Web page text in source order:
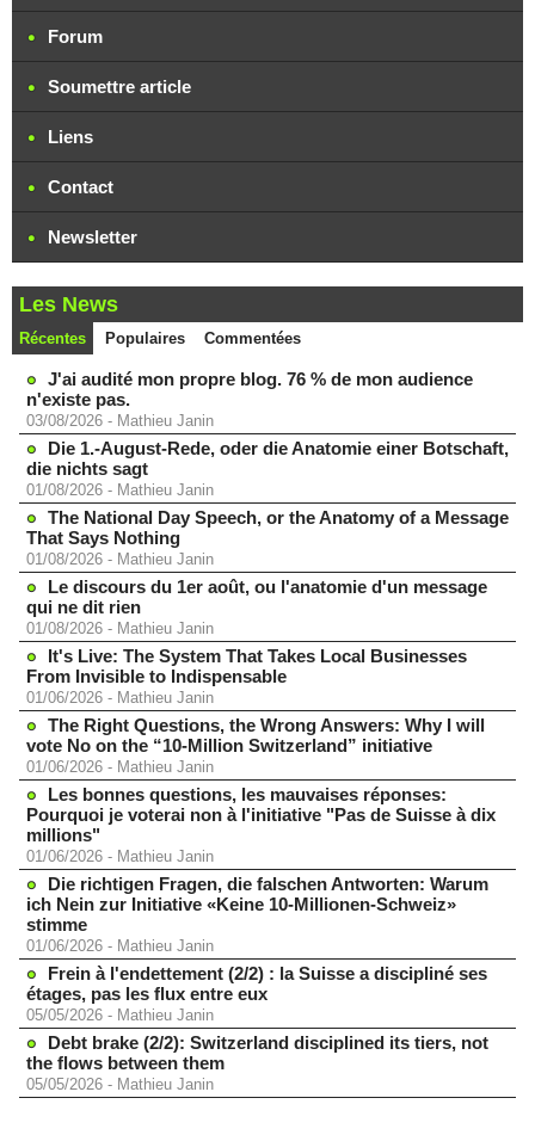
Forum
Soumettre article
Liens
Contact
Newsletter
Les News
Récentes Populaires Commentées
J'ai audité mon propre blog. 76 % de mon audience
n'existe pas.
03/08/2026 - Mathieu Janin
Die 1.-August-Rede, oder die Anatomie einer Botschaft,
die nichts sagt
01/08/2026 - Mathieu Janin
The National Day Speech, or the Anatomy of a Message
That Says Nothing
01/08/2026 - Mathieu Janin
Le discours du 1er août, ou l'anatomie d'un message
qui ne dit rien
01/08/2026 - Mathieu Janin
It's Live: The System That Takes Local Businesses
From Invisible to Indispensable
01/06/2026 - Mathieu Janin
The Right Questions, the Wrong Answers: Why I will
vote No on the “10-Million Switzerland” initiative
01/06/2026 - Mathieu Janin
Les bonnes questions, les mauvaises réponses:
Pourquoi je voterai non à l'initiative "Pas de Suisse à dix
millions"
01/06/2026 - Mathieu Janin
Die richtigen Fragen, die falschen Antworten: Warum
ich Nein zur Initiative «Keine 10-Millionen-Schweiz»
stimme
01/06/2026 - Mathieu Janin
Frein à l'endettement (2/2) : la Suisse a discipliné ses
étages, pas les flux entre eux
05/05/2026 - Mathieu Janin
Debt brake (2/2): Switzerland disciplined its tiers, not
the flows between them
05/05/2026 - Mathieu Janin